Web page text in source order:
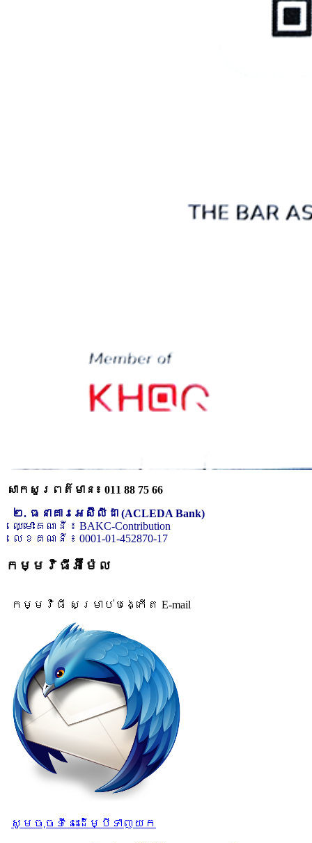
សាកសួរពត៌មាន៖ 011 88 75 66
២. ធនាគារអេស៊ីលីដា (ACLEDA Bank)
ឈ្មោះគណនី ៖ BAKC-Contribution
លេខគណនី ៖ 0001-01-452870-17
កម្មវិធីអ៊ីម៉ែល
កម្មវិធី សម្រាប់បង្កើត E-mail
សូមចុចទីនេះដើម្បីទាញយក